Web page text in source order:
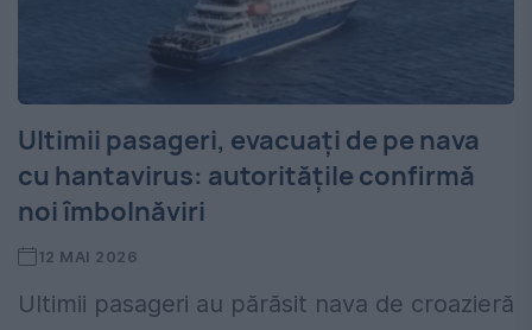
Ultimii pasageri, evacuați de pe nava
cu hantavirus: autoritățile confirmă
noi îmbolnăviri
12 MAI 2026
Ultimii pasageri au părăsit nava de croazieră